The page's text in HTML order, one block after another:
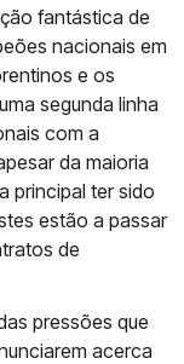
fantástica de
nacionais em
e os
segunda linha
com a
da maioria
principal ter sido
estão a passar
de
pressões que
acerca